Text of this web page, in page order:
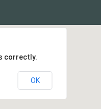
correctly.
OK